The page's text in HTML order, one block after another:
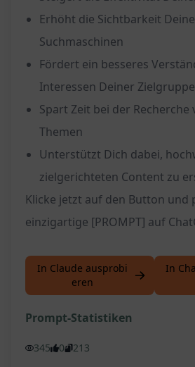
Erhöht die Sichtbarkeit
Suchmaschinen
Fördert ein besseres
Interessen Deiner Zielgruppe
Spart Zeit bei der Recherche
Themen
Unterstützt Dich dabei,
zielgerichteten Content zu
Klicke jetzt auf den Button und
einzigartige [PROMPT] auf
In Claude ausprobi
eren
In
Prompt-Statistiken
345 0 213